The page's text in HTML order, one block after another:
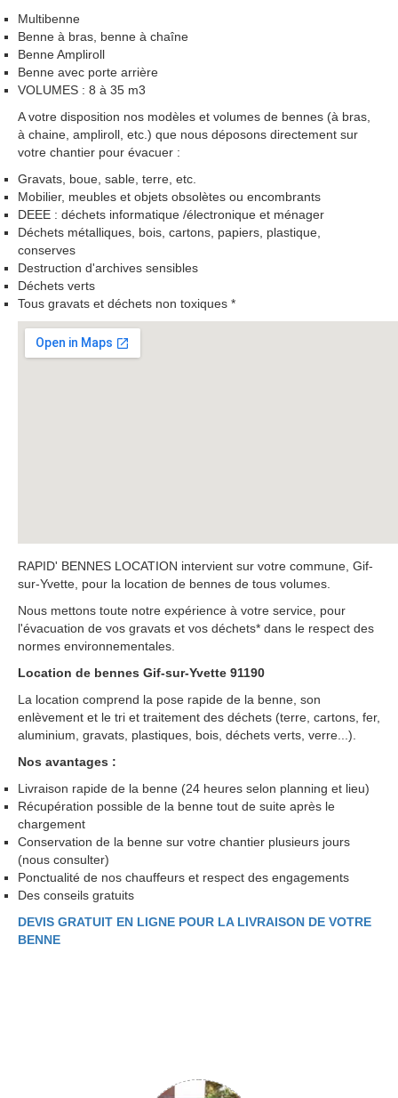
Multibenne
Benne à bras, benne à chaîne
Benne Ampliroll
Benne avec porte arrière
VOLUMES : 8 à 35 m3
A votre disposition nos modèles et volumes de bennes (à bras,
à chaine, ampliroll, etc.) que nous déposons directement sur
votre chantier pour évacuer :
Gravats, boue, sable, terre, etc.
Mobilier, meubles et objets obsolètes ou encombrants
DEEE : déchets informatique /électronique et ménager
Déchets métalliques, bois, cartons, papiers, plastique,
conserves
Destruction d'archives sensibles
Déchets verts
Tous gravats et déchets non toxiques *
RAPID' BENNES LOCATION intervient sur votre commune, Gif-
sur-Yvette, pour la location de bennes de tous volumes.
Nous mettons toute notre expérience à votre service, pour
l'évacuation de vos gravats et vos déchets* dans le respect des
normes environnementales.
Location de bennes Gif-sur-Yvette 91190
La location comprend la pose rapide de la benne, son
enlèvement et le tri et traitement des déchets (terre, cartons, fer,
aluminium, gravats, plastiques, bois, déchets verts, verre...).
Nos avantages :
Livraison rapide de la benne (24 heures selon planning et lieu)
Récupération possible de la benne tout de suite après le
chargement
Conservation de la benne sur votre chantier plusieurs jours
(nous consulter)
Ponctualité de nos chauffeurs et respect des engagements
Des conseils gratuits
DEVIS GRATUIT EN LIGNE POUR LA LIVRAISON DE VOTRE
BENNE